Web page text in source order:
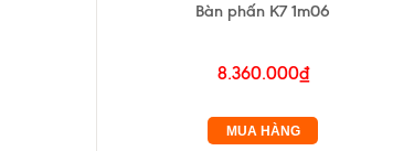
Bàn phấn K7 1m06
8.360.000₫
MUA HÀNG